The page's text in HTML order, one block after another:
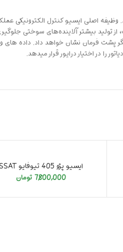
اصلی ایسیو کنترل الکترونیکی
از تولید بیشتر آلاینده‌های سوختی
پشت فرمان نشان خواهد داد. داده های
را در اختیار درایور قرار میدهد.
تمام شدایسیو پژو 405 تیوفایو SSAT
7,800,000 تومان